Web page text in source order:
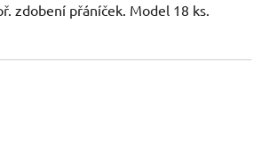
zdobení přáníček. Model 18 ks.